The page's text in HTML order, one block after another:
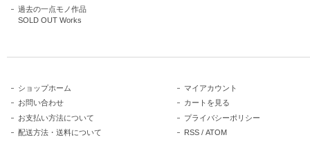
過去の一点モノ作品
SOLD OUT Works
ショップホーム
お問い合わせ
お支払い方法について
配送方法・送料について
マイアカウント
カートを見る
プライバシーポリシー
RSS/ ATOM